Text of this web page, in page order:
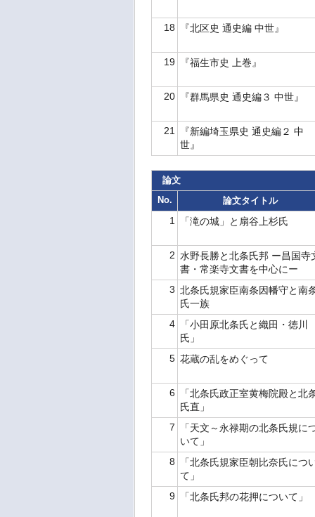
18 『北区史 通史編 中世』
19 『福生市史 上巻』
20 『群馬県史 通史編３ 中世』
21
『新編埼玉県史 通史編２ 中
世』
論文
No.
論文タイトル
1 「滝の城」と扇谷上杉氏
2 水野長勝と北条氏邦 ー昌国寺
書・常楽寺文書を中心にー
3 北条氏規家臣南条因幡守と南
氏一族
4
「小田原北条氏と織田・徳川
氏」
5 花蔵の乱をめぐって
6
「北条氏政正室黄梅院殿と北
氏直」
7
「天文～永禄期の北条氏規に
いて」
8
「北条氏規家臣朝比奈氏につ
て」
9
「北条氏邦の花押について」